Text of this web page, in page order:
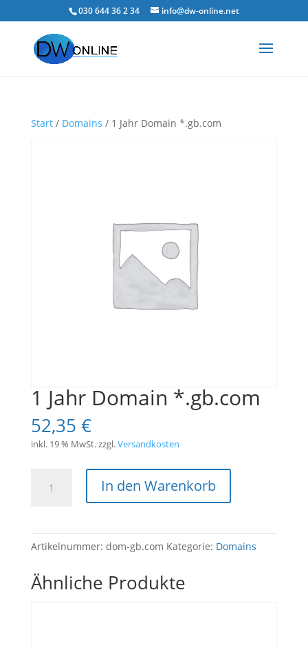
030 644 36 2 34 info@dw-online.net
Start/ Domains / 1 Jahr Domain *.gb.com
1 Jahr Domain *.gb.com
52,35 €
inkl. 19 % MwSt.zzgl.Versandkosten
Menge
In den Warenkorb
Artikelnummer: dom-gb.com Kategorie: Domains
Ähnliche Produkte